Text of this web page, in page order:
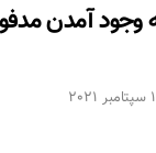
وجود آمدن
2021